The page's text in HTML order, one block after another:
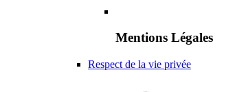
Mentions Légales
Respect de la vie privée